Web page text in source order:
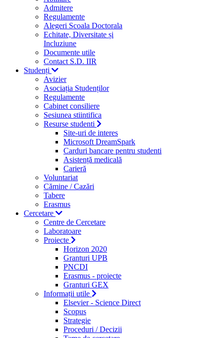
Admitere
Regulamente
Alegeri Scoala Doctorala
Echitate, Diversitate și
Incluziune
Documente utile
Contact S.D. IIR
Studenți
Avizier
Asociația Studenților
Regulamente
Cabinet consiliere
Sesiunea stiintifica
Resurse studenti
Site-uri de interes
Microsoft DreamSpark
Carduri bancare pentru studenti
Asistență medicală
Carieră
Voluntariat
Cămine / Cazări
Tabere
Erasmus
Cercetare
Centre de Cercetare
Laboratoare
Proiecte
Horizon 2020
Granturi UPB
PNCDI
Erasmus - proiecte
Granturi GEX
Informații utile
Elsevier - Science Direct
Scopus
Strategie
Proceduri / Decizii